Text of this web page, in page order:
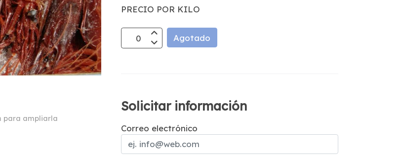
para ampliarla
PRECIO POR KILO
Agotado
Solicitar información
Correo electrónico